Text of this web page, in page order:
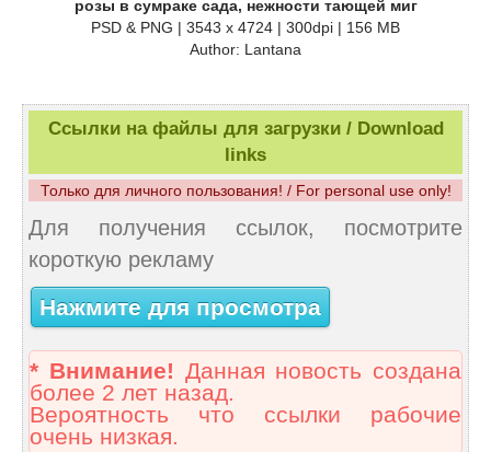
розы в сумраке сада, нежности тающей миг
PSD & PNG | 3543 x 4724 | 300dpi | 156 MB
Author: Lantana
Ссылки на файлы для загрузки / Download
links
Только для личного пользования! / For personal use only!
Для получения ссылок, посмотрите
короткую рекламу
Нажмите для просмотра
* Внимание! Данная новость создана
более 2 лет назад.
Вероятность что ссылки рабочие
очень низкая.